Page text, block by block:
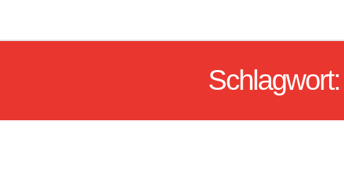
Schlagwort: